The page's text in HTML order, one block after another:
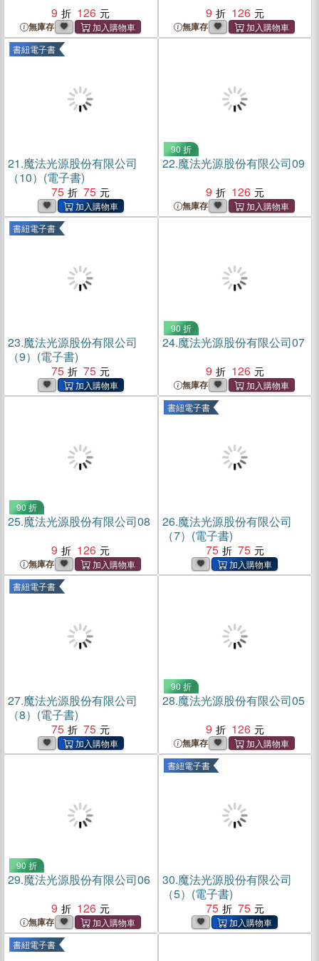
9 126
無庫存
9 126
無庫存
書紐電子書
21.魔法光源股份有限公司
（10）(電子書)
75
75
90 折
22.魔法光源股份有限公司09
9
126
無庫存
書紐電子書
23.魔法光源股份有限公司
（9）(電子書)
75
75
90 折
24.魔法光源股份有限公司07
9
126
無庫存
90 折
25.魔法光源股份有限公司08
9
126
無庫存
書紐電子書
26.魔法光源股份有限公司
（7）(電子書)
75
75
書紐電子書
27.魔法光源股份有限公司
（8）(電子書)
75
75
90 折
28.魔法光源股份有限公司05
9
126
無庫存
90 折
29.魔法光源股份有限公司06
9
126
無庫存
書紐電子書
30.魔法光源股份有限公司
（5）(電子書)
75
75
書紐電子書